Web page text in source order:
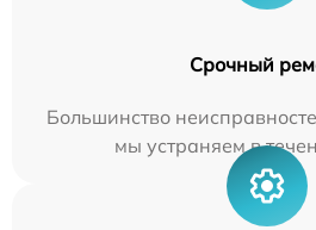
Срочный
Большинство
мы устраняем в